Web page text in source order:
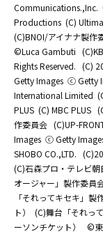
Communications.,Inc.
Productions (C)
(C)BNOI/アイナナ製作
©Luca Gambuti
Rights Reserved. (C)
Getty Images ⓒ Getty
International Limited
PLUS (C) MBC PLUS
作委員会 (C)UP-
Images ⓒ Getty
SHOBO CO.,LTD.
(C)石森プロ・テレビ朝
オージャー」製作委員
「それってキセキ」
ト）
(C)舞台「それっ
ーソンチケット）
©